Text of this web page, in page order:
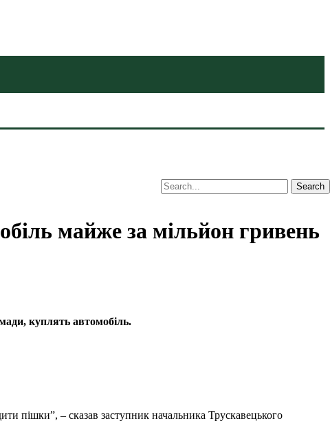
майже за мільйон гривень
куплять автомобіль.
пішки”, – сказав заступник начальника Трускавецького